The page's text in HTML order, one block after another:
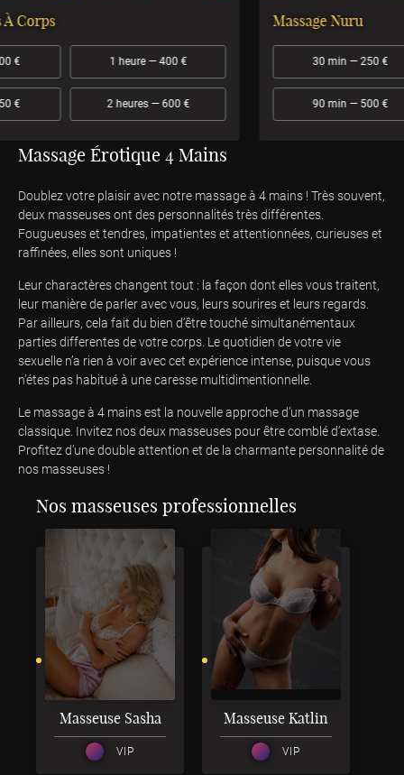
Massage Nuru
30 min — 250 € 1 heure — 350 €
90 min — 500 € 2 heures — 600 €
Massage Érotique 4 Mains
Doublez votre plaisir avec notre massage à 4 mains ! Très souvent,
deux masseuses ont des personnalités très différentes.
Fougueuses et tendres, impatientes et attentionnées, curieuses et
raffinées, elles sont uniques !
Leur charactères changent tout : la façon dont elles vous traitent,
leur manière de parler avec vous, leurs sourires et leurs regards.
Par ailleurs, cela fait du bien d’être touché simultanémentaux
parties differentes de votre corps. Le quotidien de votre vie
sexuelle n’a rien à voir avec cet expérience intense, puisque vous
n’étes pas habitué à une caresse multidimentionnelle.
Le massage à 4 mains est la nouvelle approche d’un massage
classique. Invitez nos deux masseuses pour être comblé d’extase.
Profitez d’une double attention et de la charmante personnalité de
nos masseuses !
Nos masseuses professionnelles
Masseuse Sasha
VIP
Masseuse Katlin
VIP